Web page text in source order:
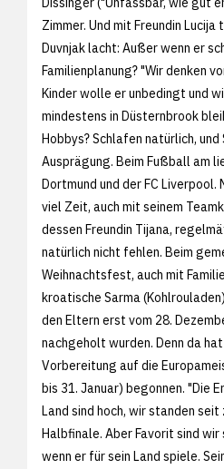
Zimmer. Und mit Freundin
Duvnjak lacht: Außer wenn er
Familienplanung? "Wir denken
Kinder wolle er unbedingt und
mindestens in Düsternbrook
Hobbys? Schlafen natürlich,
Ausprägung. Beim Fußball am
Dortmund und der FC
viel Zeit, auch mit seinem
dessen Freundin Tijana,
natürlich nicht fehlen. Beim
Weihnachtsfest, auch mit
kroatische Sarma
den Eltern erst vom 28.
nachgeholt wurden. Denn da
Vorbereitung auf die
bis 31. Januar) begonnen. "Die
Land sind hoch, wir standen seit
Halbfinale. Aber Favorit sind wir
wenn er für sein Land spiele.